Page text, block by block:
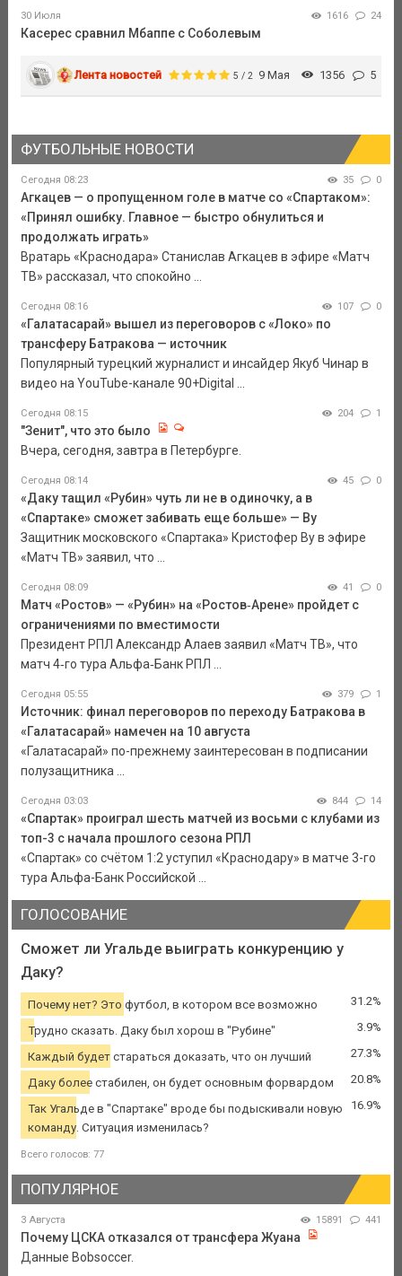
30 Июля 1616 24
Касерес сравнил Мбаппе с Соболевым
Лента новостей 5 / 2 9 Мая 1356 5
ФУТБОЛЬНЫЕ НОВОСТИ
Сегодня 08:23 35 0
Агкацев — о пропущенном голе в матче со «Спартаком»:
«Принял ошибку. Главное — быстро обнулиться и
продолжать играть»
Вратарь «Краснодара» Станислав Агкацев в эфире «Матч
ТВ» рассказал, что спокойно ...
Сегодня 08:16 107 0
«Галатасарай» вышел из переговоров с «Локо» по
трансферу Батракова — источник
Популярный турецкий журналист и инсайдер Якуб Чинар в
видео на YouTube-канале 90+Digital ...
Сегодня 08:15 204 1
"Зенит", что это было
Вчера, сегодня, завтра в Петербурге.
Сегодня 08:14 45 0
«Даку тащил «Рубин» чуть ли не в одиночку, а в
«Спартаке» сможет забивать еще больше» — Ву
Защитник московского «Спартака» Кристофер Ву в эфире
«Матч ТВ» заявил, что ...
Сегодня 08:09 41 0
Матч «Ростов» — «Рубин» на «Ростов‑Арене» пройдет с
ограничениями по вместимости
Президент РПЛ Александр Алаев заявил «Матч ТВ», что
матч 4‑го тура Альфа‑Банк РПЛ ...
Сегодня 05:55 379 1
Источник: финал переговоров по переходу Батракова в
«Галатасарай» намечен на 10 августа
«Галатасарай» по-прежнему заинтересован в подписании
полузащитника ...
Сегодня 03:03 844 14
«Спартак» проиграл шесть матчей из восьми с клубами из
топ-3 с начала прошлого сезона РПЛ
«Спартак» со счётом 1:2 уступил «Краснодару» в матче 3-го
тура Альфа-Банк Российской ...
ГОЛОСОВАНИЕ
Сможет ли Угальде выиграть конкуренцию у
Даку?
Почему нет? Это футбол, в котором все возможно 31.2%
Трудно сказать. Даку был хорош в "Рубине" 3.9%
Каждый будет стараться доказать, что он лучший 27.3%
Даку более стабилен, он будет основным форвардом 20.8%
Так Угальде в "Спартаке" вроде бы подыскивали новую
команду. Ситуация изменилась?
16.9%
Всего голосов: 77
ПОПУЛЯРНОЕ
3 Августа 15891 441
Почему ЦСКА отказался от трансфера Жуана
Данные Bobsoccer.